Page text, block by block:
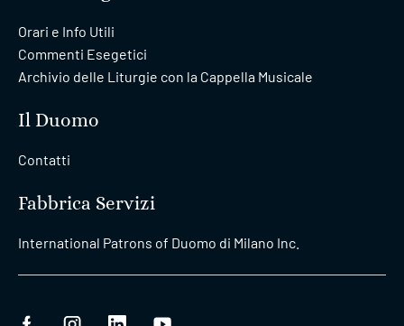
Orari e Info Utili
Commenti Esegetici
Archivio delle Liturgie con la Cappella Musicale
Il Duomo
Contatti
Fabbrica Servizi
International Patrons of Duomo di Milano Inc.